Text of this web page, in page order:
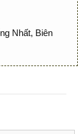
Nhất, Biên